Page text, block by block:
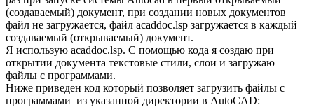
(создаваемый) документ, при создании новых документов
файл не загружается, файл acaddoc.lsp загружается в каждый
создаваемый (открываемый) документ.
Я использую acaddoc.lsp. С помощью кода я создаю при
открытии документа текстовые стили, слои и загружаю
файлы с программами.
Ниже приведен код который позволяет загрузить файлы с
программами из указанной директории в AutoCAD: